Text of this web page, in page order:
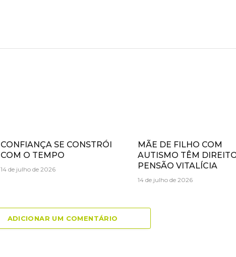
CONFIANÇA SE CONSTRÓI
COM O TEMPO
14 de julho de 2026
MÃE DE FILHO COM
AUTISMO TÊM
PENSÃO VITALÍCIA
14 de julho de 2026
ADICIONAR UM COMENTÁRIO